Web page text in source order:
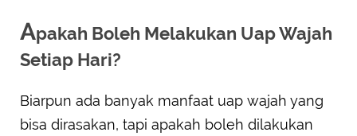
Apakah Boleh Melakukan Uap Wajah
Setiap Hari?
Biarpun ada banyak manfaat uap wajah yang
bisa dirasakan, tapi apakah boleh dilakukan